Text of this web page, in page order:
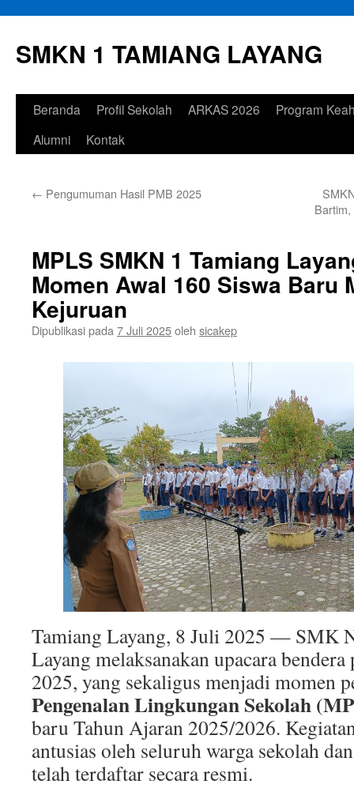
isi
SMKN 1 TAMIANG LAYANG
Beranda Profil Sekolah ARKAS 2026
Program
Alumni
Kontak
← Pengumuman Hasil PMB 2025
MPLS SMKN 1 Tamiang
Momen Awal 160 Siswa Baru
Kejuruan
Dipublikasi pada 7 Juli 2025oleh sicakep
Tamiang Layang, 8 Juli 2025 — SMK
Layang melaksanakan upacara
2025, yang sekaligus menjadi momen
Pengenalan Lingkungan Sekolah
baru Tahun Ajaran 2025/2026.
antusias oleh seluruh warga sekolah
telah terdaftar secara resmi.